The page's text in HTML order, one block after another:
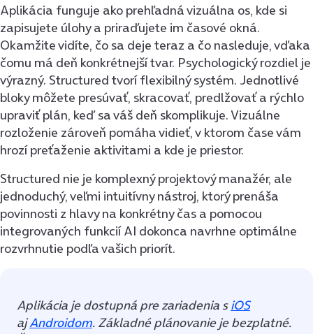
Aplikácia funguje ako prehľadná vizuálna os, kde si
zapisujete úlohy a priraďujete im časové okná.
Okamžite vidíte, čo sa deje teraz a čo nasleduje, vďaka
čomu má deň konkrétnejší tvar. Psychologický rozdiel je
výrazný. Structured tvorí flexibilný systém. Jednotlivé
bloky môžete presúvať, skracovať, predlžovať a rýchlo
upraviť plán, keď sa váš deň skomplikuje. Vizuálne
rozloženie zároveň pomáha vidieť, v ktorom čase vám
hrozí preťaženie aktivitami a kde je priestor.
Structured nie je komplexný projektový manažér, ale
jednoduchý, veľmi intuitívny nástroj, ktorý prenáša
povinnosti z hlavy na konkrétny čas a pomocou
integrovaných funkcií AI dokonca navrhne optimálne
rozvrhnutie podľa vašich priorít.
Aplikácia je dostupná pre zariadenia siOS
ajAndroidom. Základné plánovanie je bezplatné.